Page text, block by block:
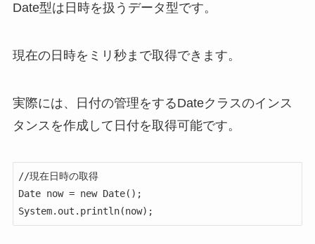
Date型は日時を扱うデータ型です。
現在の日時をミリ秒まで取得できます。
実際には、日付の管理をするDateクラスのインス
タンスを作成して日付を取得可能です。
//現在日時の取得
Date now = new Date();
System.out.println(now);